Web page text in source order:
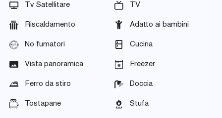
Tv Satellitare TV
Riscaldamento Adatto ai bambini
No fumatori Cucina
Vista panoramica Freezer
Ferro da stiro Doccia
Tostapane Stufa